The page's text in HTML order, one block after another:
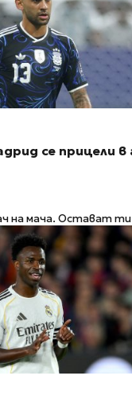
се прицели в
на мача. Остават